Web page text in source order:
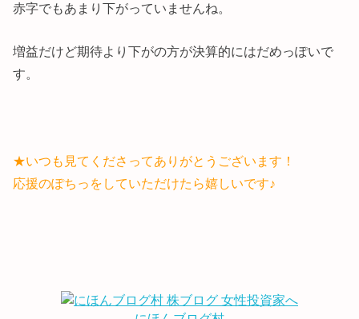
赤字でもあまり下がっていませんね。
増益だけど期待より下がの方が決算的にはだめっぽいで
す。
★いつも見てくださってありがとうございます！
応援のぽちっをしていただけたら嬉しいです♪